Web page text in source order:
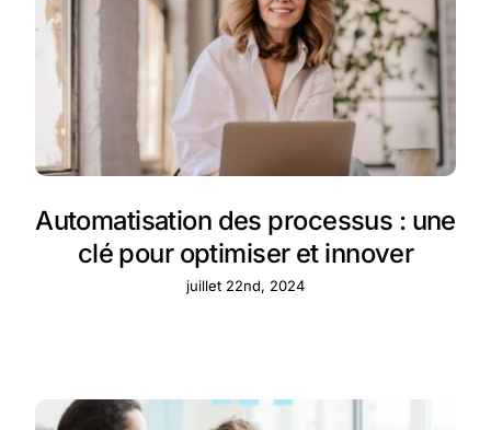
Automatisation des processus : une
clé pour optimiser et innover
juillet 22nd, 2024